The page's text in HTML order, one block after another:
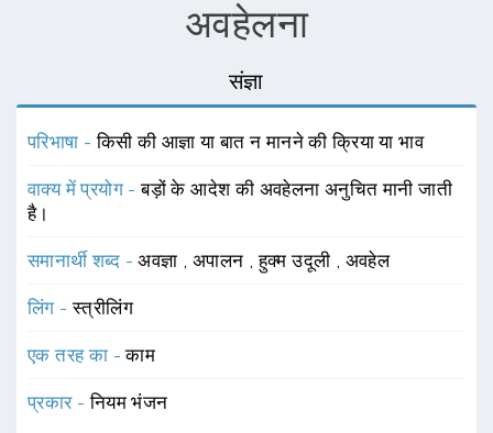
अवहेलना
संज्ञा
परिभाषा -किसी की आज्ञा या बात न मानने की क्रिया या भाव
वाक्य में प्रयोग -बड़ों के आदेश की अवहेलना अनुचित मानी जाती
है।
समानार्थी शब्द -अवज्ञा , अपालन ,हुक्म उदूली , अवहेल
लिंग -स्त्रीलिंग
एक तरह का -काम
प्रकार -नियम भंजन